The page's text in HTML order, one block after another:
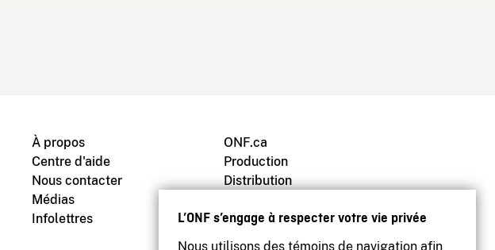
L’ONF s’engage à respecter votre vie privée
Nous utilisons des témoins de navigation afin
À propos
Centre d'aide
Nous contacter
Médias
Infolettres
ONF.ca
Production
Distribution
Archives